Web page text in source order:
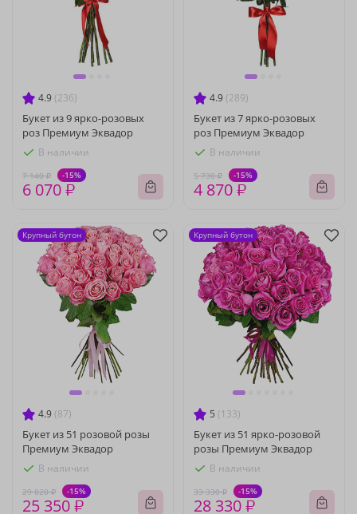
4.9 (236)
Букет из 9 ярко-розовых
роз Премиум Эквадор
В наличии
7 140 ₽ -15%
6 070 ₽
4.9 (289)
Букет из 7 ярко-розовых
роз Премиум Эквадор
В наличии
5 730 ₽ -15%
4 870 ₽
4.9 (87)
Букет из 51 розовой розы
Премиум Эквадор
В наличии
29 820 ₽ -15%
25 350 ₽
Крупный бутон
5 (133)
Букет из 51 ярко-розовой
розы Премиум Эквадор
В наличии
33 330 ₽ -15%
28 330 ₽
Крупный бутон